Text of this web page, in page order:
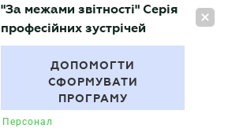
UA
"За межами звітності" Серія
професійних зустрічей
ДОПОМОГТИ
СФОРМУВАТИ
ПРОГРАМУ
Персонал